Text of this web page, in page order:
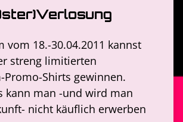
vom 18.-30.04.2011 kannst
streng limitierten
Promo-Shirts gewinnen.
kann man -und wird man
nicht käuflich erwerben